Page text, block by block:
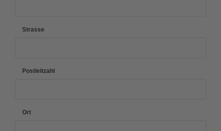
Strasse
Postleitzahl
Ort